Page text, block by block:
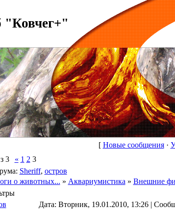
"Ковчег+"
[ Новые сообщения·
3 « 1 2 3
Sheriff, остров
о животных... » Аквариумистика » Внешние
Дата: Вторник, 19.01.2010, 13:26 |